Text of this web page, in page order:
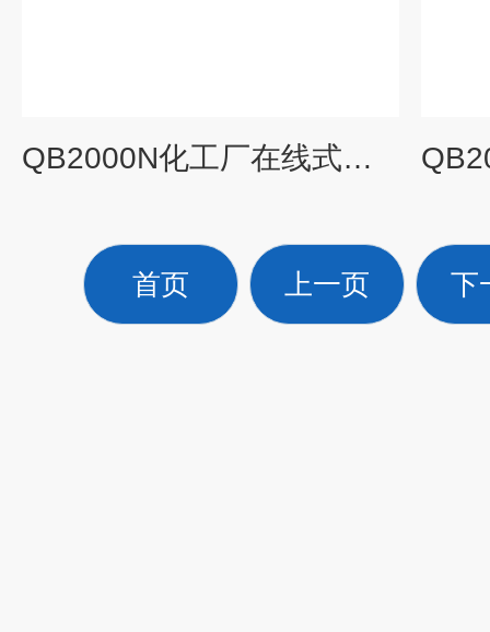
QB2000N化工厂在线式氰化氢有毒气体泄漏检测报警器
首页 上一页 下